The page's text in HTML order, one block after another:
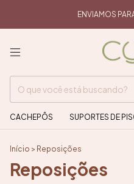
ENVIAMOS
CACHEPÔS SUPORTES DE
Início > Reposições
Reposições